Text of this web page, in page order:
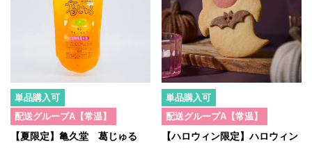
単品購入可
配送グループA【常温】
【夏限定】亀久堂 葛じゅる
単品購入可
配送グループA【常温】
【ハロウィン限定】ハロウィン